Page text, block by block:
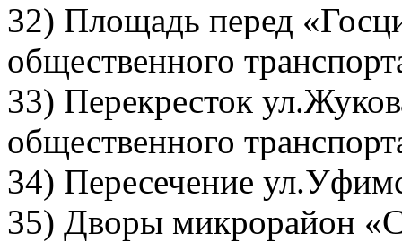
32) Площадь перед
общественного
33) Перекресток
общественного
34) Пересечение
35) Дворы микрорайон